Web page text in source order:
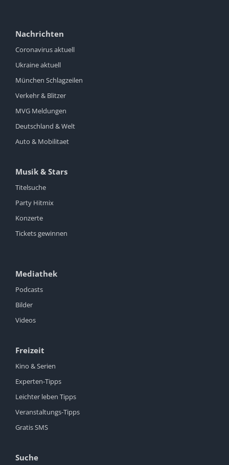
Nachrichten
Coronavirus aktuell
Ukraine aktuell
München Schlagzeilen
Verkehr & Blitzer
MVG Meldungen
Deutschland & Welt
Auto & Mobilitaet
Musik & Stars
Titelsuche
Party Hitmix
Konzerte
Tickets gewinnen
Mediathek
Podcasts
Bilder
Videos
Freizeit
Kino & Serien
Experten-Tipps
Leichter leben Tipps
Veranstaltungs-Tipps
Gratis SMS
Suche